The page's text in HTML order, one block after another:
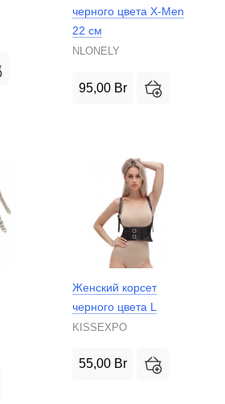
черного цвета X-Men
22 см
NLONELY
95,00 Br
Женский корсет
черного цвета L
KISSEXPO
55,00 Br